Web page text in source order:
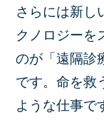
さらには新し
クノロジーを
のが「遠隔診
です。命を救
ような仕事で